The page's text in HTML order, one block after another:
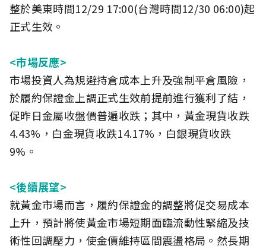
整於美東時間12/29 17:00(台灣時間12/30 06:00)起
正式生效。
<市場反應>
市場投資人為規避持倉成本上升及強制平倉風險，
於履約保證金上調正式生效前提前進行獲利了結，
促昨日金屬收盤價普遍收跌；其中，黃金現貨收跌
4.43%，白金現貨收跌14.17%，白銀現貨收跌
9%。
<後續展望>
就黃金市場而言，履約保證金的調整將促交易成本
上升，預計將使黃金市場短期面臨流動性緊縮及技
術性回調壓力，使金價維持區間震盪格局。然長期